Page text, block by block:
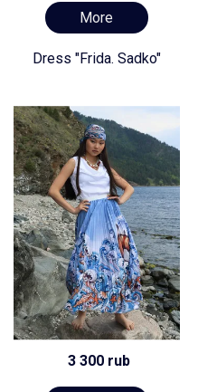
More
Dress "Frida. Sadko"
3 300 rub